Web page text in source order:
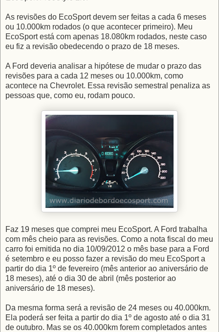
As revisões do EcoSport devem ser feitas a cada 6 meses
ou 10.000km rodados (o que acontecer primeiro). Meu
EcoSport está com apenas 18.080km rodados, neste caso
eu fiz a revisão obedecendo o prazo de 18 meses.
A Ford deveria analisar a hipótese de mudar o prazo das
revisões para a cada 12 meses ou 10.000km, como
acontece na Chevrolet. Essa revisão semestral penaliza as
pessoas que, como eu, rodam pouco.
Faz 19 meses que comprei meu EcoSport. A Ford trabalha
com mês cheio para as revisões. Como a nota fiscal do meu
carro foi emitida no dia 10/09/2012 o mês base para a Ford
é setembro e eu posso fazer a revisão do meu EcoSport a
partir do dia 1º de fevereiro (mês anterior ao aniversário de
18 meses), até o dia 30 de abril (mês posterior ao
aniversário de 18 meses).
Da mesma forma será a revisão de 24 meses ou 40.000km.
Ela poderá ser feita a partir do dia 1º de agosto até o dia 31
de outubro. Mas se os 40.000km forem completados antes